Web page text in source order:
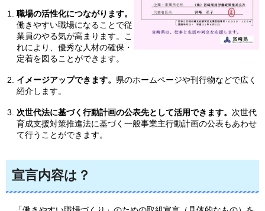
職場の活性化につながります。
働きやすい職場になることで従
業員のやる気が高まります。こ
れにより、優秀な人材の確保・
定着を図ることができます。
イメージアップできます。 県のホームページや刊行物などで広く
紹介します。
次世代法に基づく行動計画の公表先として活用できます。 次世代
育成支援対策推進法に基づく一般事業主行動計画の公表もあわせ
て行うことができます。
宣言内容は？